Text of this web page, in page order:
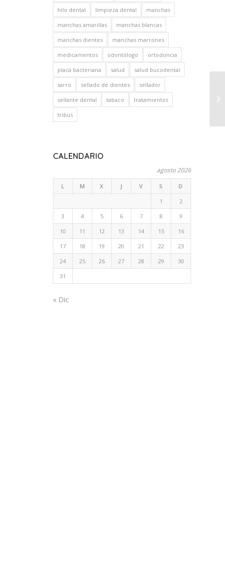
hilo dental
limpieza dental
manchas
manchas amarillas
manchas blancas
manchas dientes
manchas marrones
medicamentos
odontólogo
ortodoncia
placa bacteriana
salud
salud bucodental
sarro
sellado de dientes
sellador
sellante dental
tabaco
tratamientos
tribus
CALENDARIO
agosto 2026
L M X J V S
D
1
2
3
4 5 6 7 8
9
10
11 12 13 14 15
16
17
18 19 20 21 22
23
24
25 26 27 28 29
30
31
« Dic